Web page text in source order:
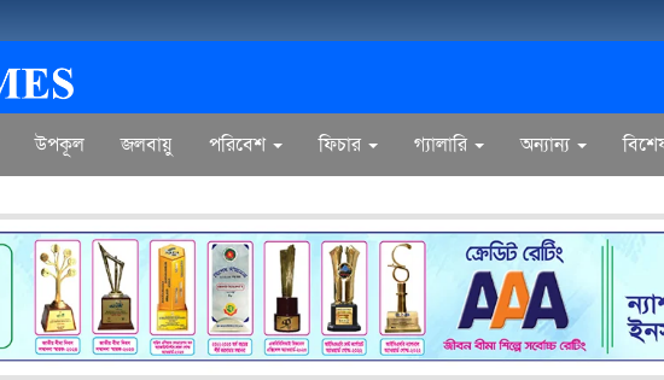
উপকূল জলবায়ু পরিবেশ ফিচার গ্যালারি অন্যান্য